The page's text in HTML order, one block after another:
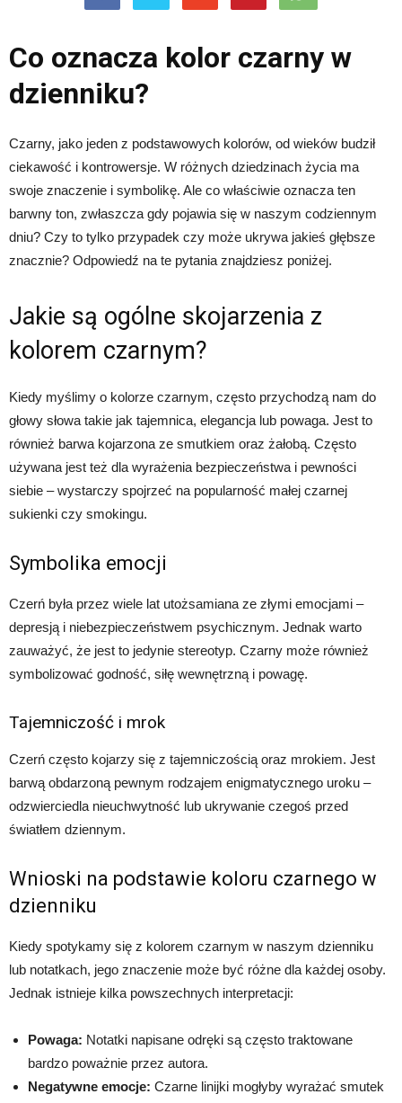
Co oznacza kolor czarny w
dzienniku?
Czarny, jako jeden z podstawowych kolorów, od wieków budził
ciekawość i kontrowersje. W różnych dziedzinach życia ma
swoje znaczenie i symbolikę. Ale co właściwie oznacza ten
barwny ton, zwłaszcza gdy pojawia się w naszym codziennym
dniu? Czy to tylko przypadek czy może ukrywa jakieś głębsze
znacznie? Odpowiedź na te pytania znajdziesz poniżej.
Jakie są ogólne skojarzenia z
kolorem czarnym?
Kiedy myślimy o kolorze czarnym, często przychodzą nam do
głowy słowa takie jak tajemnica, elegancja lub powaga. Jest to
również barwa kojarzona ze smutkiem oraz żałobą. Często
używana jest też dla wyrażenia bezpieczeństwa i pewności
siebie – wystarczy spojrzeć na popularność małej czarnej
sukienki czy smokingu.
Symbolika emocji
Czerń była przez wiele lat utożsamiana ze złymi emocjami –
depresją i niebezpieczeństwem psychicznym. Jednak warto
zauważyć, że jest to jedynie stereotyp. Czarny może również
symbolizować godność, siłę wewnętrzną i powagę.
Tajemniczość i mrok
Czerń często kojarzy się z tajemniczością oraz mrokiem. Jest
barwą obdarzoną pewnym rodzajem enigmatycznego uroku –
odzwierciedla nieuchwytność lub ukrywanie czegoś przed
światłem dziennym.
Wnioski na podstawie koloru czarnego w
dzienniku
Kiedy spotykamy się z kolorem czarnym w naszym dzienniku
lub notatkach, jego znaczenie może być różne dla każdej osoby.
Jednak istnieje kilka powszechnych interpretacji:
Powaga: Notatki napisane odręki są często traktowane
bardzo poważnie przez autora.
Negatywne emocje: Czarne linijki mogłyby wyrażać smutek